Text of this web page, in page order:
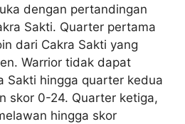
dengan pertandingan
Sakti. Quarter pertama
dari Cakra Sakti yang
Warrior tidak dapat
Sakti hingga quarter kedua
skor 0-24. Quarter ketiga,
hingga skor